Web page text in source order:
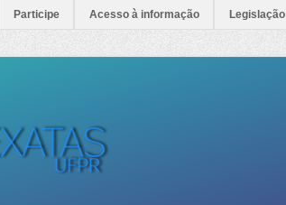
Participe Acesso à informação Legislação